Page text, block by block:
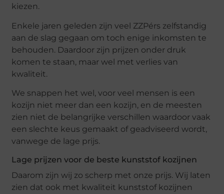
kiezen.
Enkele jaren geleden zijn veel ZZPérs zelfstandig
aan de slag gegaan om toch enige inkomsten te
behouden. Daardoor zijn prijzen onder druk
komen te staan, maar wel met verlies van
kwaliteit.
We snappen het wel, voor veel mensen is een
kozijn niet meer dan een kozijn, en de meesten
zien niet de belangrijke verschillen waardoor vaak
een slechte keus gemaakt of geadviseerd wordt,
vanwege de lage prijs.
Lage prijzen voor de beste kunststof kozijnen
Daarom zijn wij zo scherp met onze prijs. Wij laten
zien dat ook met kwaliteit kunststof kozijnen